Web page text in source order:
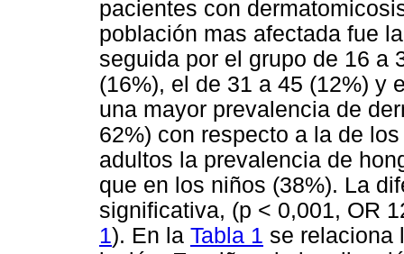
pacientes con
población mas afectada fue
seguida por el grupo de 16 a
(16%), el de 31 a 45 (12%) y
una mayor prevalencia de
62%) con respecto a la de
adultos la prevalencia de
que en los niños (38%). La
significativa, (p < 0,001, OR
1). En la Tabla 1 se relaciona